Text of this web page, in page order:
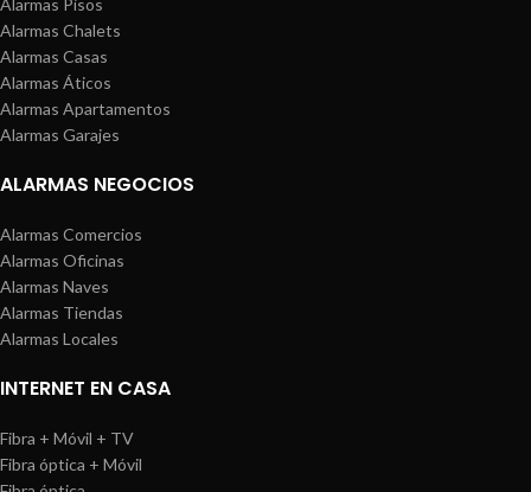
Alarmas Chalets
Alarmas Casas
Alarmas Áticos
Alarmas Apartamentos
Alarmas Garajes
ALARMAS NEGOCIOS
Alarmas Comercios
Alarmas Oficinas
Alarmas Naves
Alarmas Tiendas
Alarmas Locales
INTERNET EN CASA
Fibra + Móvil + TV
Fibra óptica + Móvil